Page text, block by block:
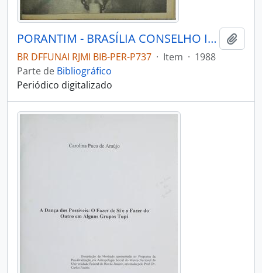
PORANTIM - BRASÍLIA CONSELHO INDIGENISTA MISSIONÁRIO - 1988 - Nº110
BR DFFUNAI RJMI BIB-PER-P737 · Item · 1988
Parte de Bibliográfico
Periódico digitalizado